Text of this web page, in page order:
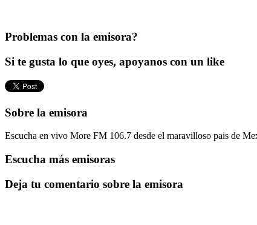
Problemas con la emisora?
Si te gusta lo que oyes, apoyanos con un like
Sobre la emisora
Escucha en vivo More FM 106.7 desde el maravilloso pais de
Escucha más emisoras
Deja tu comentario sobre la emisora